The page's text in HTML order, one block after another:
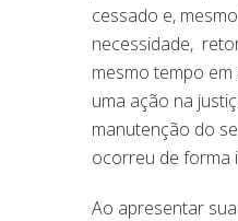
cessado e,
necessidade,
mesmo tempo
uma ação na
manutenção do
ocorreu de forma
Ao apresentar